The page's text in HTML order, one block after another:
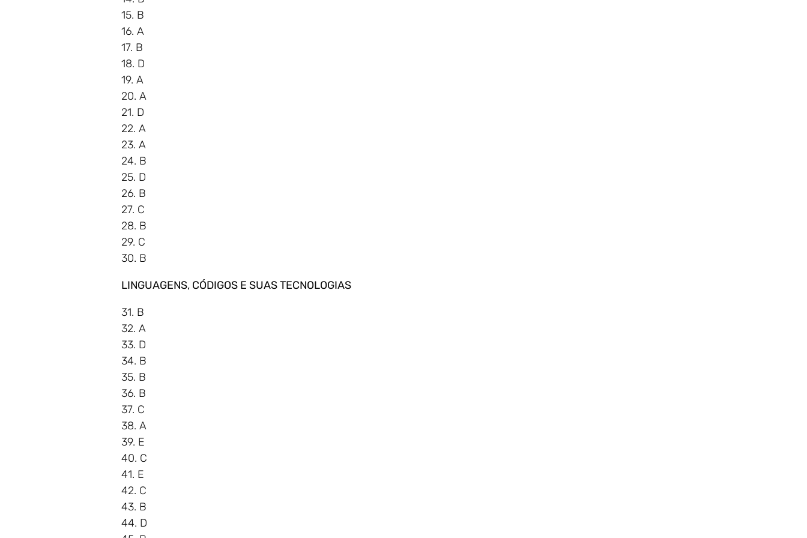
15. B
16. A
17. B
18. D
19. A
20. A
21. D
22. A
23. A
24. B
25. D
26. B
27. C
28. B
29. C
30. B
LINGUAGENS, CÓDIGOS E SUAS TECNOLOGIAS
31. B
32. A
33. D
34. B
35. B
36. B
37. C
38. A
39. E
40. C
41. E
42. C
43. B
44. D